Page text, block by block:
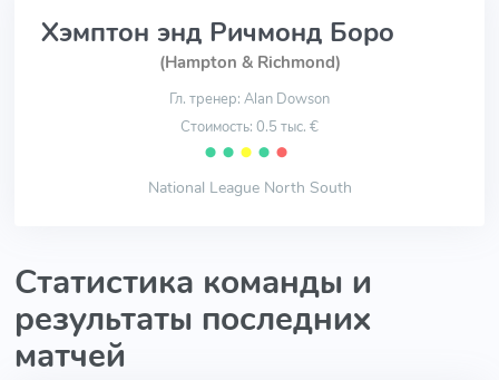
Хэмптон энд Ричмонд Боро
(Hampton & Richmond)
Гл. тренер: Alan Dowson
Стоимость: 0.5 тыс. €
⬤ ⬤ ⬤ ⬤ ⬤
National League North South
Статистика команды и
результаты последних
матчей